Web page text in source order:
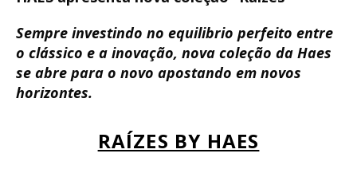
Sempre investindo no equilibrio perfeito entre
o clássico e a inovação, nova coleção da Haes
se abre para o novo apostando em novos
horizontes.
RAÍZES BY HAES